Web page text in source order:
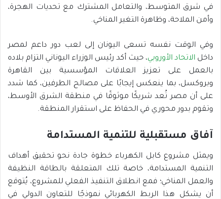
في شرق المتوسط، والتعامل المشترك مع تحديات الهجرة،
وأمن الملاحة، وظاهرة التغير المناخي.
وفي الوقت نفسه تسعى اليونان إلى لعب دور داعم لمصر
داخل الاتحاد الأوروبي، حيث أكد رئيس الوزراء اليوناني التزام بلاده
بالعمل على تعزيز العلاقات المؤسسية بين القاهرة
وبروكسل، بما ينعكس إيجابًا على مصالح الطرفين، كما شدد
على أن مصر تُعد شريكًا موثوقًا في منطقة الشرق الأوسط،
وتقوم بدور محوري في الحفاظ على استقرار المنطقة.
آفاق مستقبلية للتنمية المستدامة
ويمثل مشروع كابل الكهرباء خطوة جادة نحو تحقيق أهداف
التنمية المستدامة، خاصة تلك المتعلقة بالطاقة النظيفة
والعمل المناخي؛ فمع انطلاق التنفيذ الفعلي للمشروع، يُتوقع
أن يشكل هذا الربط الكهربائي نموذجًا للتعاون الدولي في